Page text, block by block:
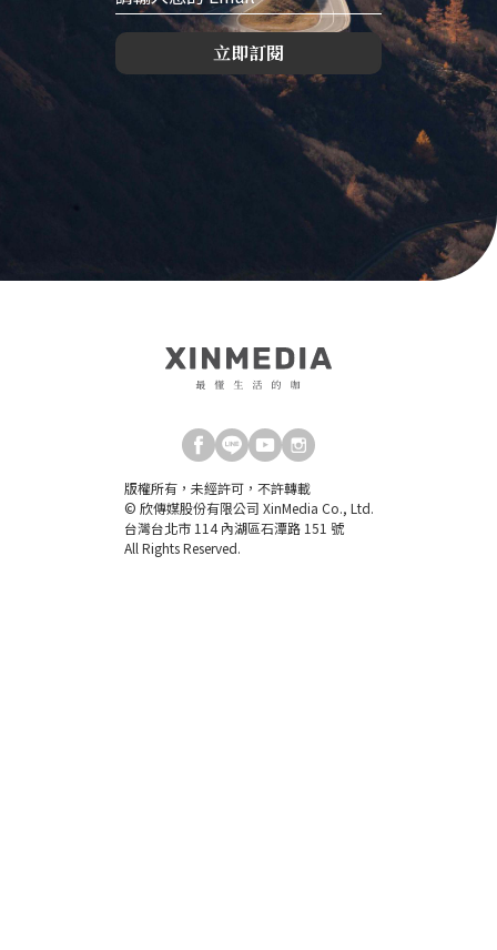
立即訂閱
版權所有，未經許可，不許轉載
© 欣傳媒股份有限公司 XinMedia Co., Ltd.
台灣台北市 114 內湖區石潭路 151 號
All Rights Reserved.